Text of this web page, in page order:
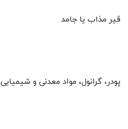
قیر مذاب یا جامد
پودر، گرانول، مواد معدنی و شیمیایی